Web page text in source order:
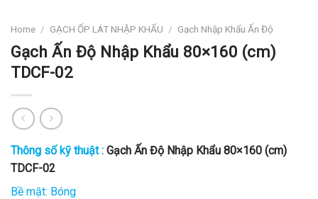
Home / GẠCH ỐP LÁT NHẬP KHẨU / Gạch Nhập Khẩu Ấn Độ
Gạch Ấn Độ Nhập Khẩu 80×160 (cm)
TDCF-02
Thông số kỹ thuật : Gạch Ấn Độ Nhập Khẩu 80×160 (cm)
TDCF-02
Bề mặt: Bóng